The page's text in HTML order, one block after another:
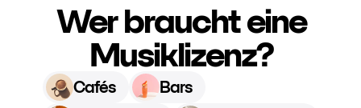
Wer braucht eine
Musiklizenz?
Cafés
Bars